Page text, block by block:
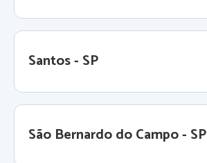
Santos - SP
São Bernardo do Campo - SP